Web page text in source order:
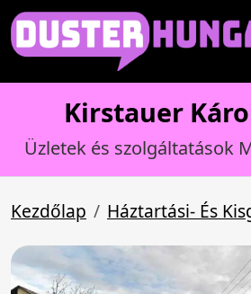
Kirstauer
Üzletek és szolgáltatások
Kezdőlap Háztartási- És